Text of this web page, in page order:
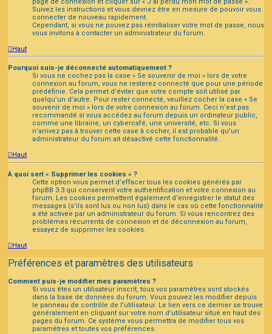
Suivez les instructions et vous devriez être en mesure de pouvoir vous
connecter de nouveau rapidement.
Cependant, si vous ne pouvez pas réinitialiser votre mot de passe, nous
vous invitons à contacter un administrateur du forum.
Haut
Pourquoi suis-je déconnecté automatiquement ?
Si vous ne cochez pas la case « Se souvenir de moi » lors de votre
connexion au forum, vous ne resterez connecté que pour une période
prédéfinie. Cela permet d’éviter que votre compte soit utilisé par
quelqu’un d’autre. Pour rester connecté, veuillez cocher la case « Se
souvenir de moi » lors de votre connexion au forum. Ceci n’est pas
recommandé si vous accédez au forum depuis un ordinateur public,
comme une librairie, un cybercafé, une université, etc. Si vous
n’arrivez pas à trouver cette case à cocher, il est probable qu’un
administrateur du forum ait désactivé cette fonctionnalité.
Haut
À quoi sert « Supprimer les cookies » ?
Cette option vous permet d’effacer tous les cookies générés par
phpBB 3.3 qui conservent votre authentification et votre connexion au
forum. Les cookies permettent également d’enregistrer le statut des
messages (s’ils sont lus ou non lus) dans le cas où cette fonctionnalité
a été activée par un administrateur du forum. Si vous rencontrez des
problèmes récurrents de connexion et de déconnexion au forum,
essayez de supprimer les cookies.
Haut
Préférences et paramètres des utilisateurs
Comment puis-je modifier mes paramètres ?
Si vous êtes un utilisateur inscrit, tous vos paramètres sont stockés
dans la base de données du forum. Vous pouvez les modifier depuis
le panneau de contrôle de l’utilisateur. Le lien vers ce dernier se trouve
généralement en cliquant sur votre nom d’utilisateur situé en haut des
pages du forum. Ce système vous permettra de modifier tous vos
paramètres et toutes vos préférences.